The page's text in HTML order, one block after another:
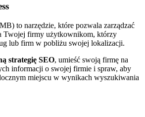
to narzędzie, które pozwala zarządzać
Twojej firmy użytkownikom, którzy
lub firm w pobliżu swojej lokalizacji.
strategię SEO, umieść swoją firmę na
informacji o swojej firmie i spraw, aby
miejscu w wynikach wyszukiwania